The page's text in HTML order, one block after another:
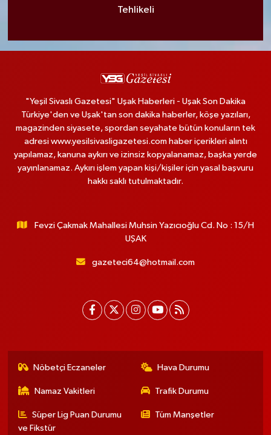
Tehlikeli
"Yeşil Sivaslı Gazetesi" Uşak Haberleri - Uşak Son Dakika
Türkiye'den ve Uşak'tan son dakika haberler, köşe yazıları,
magazinden siyasete, spordan seyahate bütün konuların tek
adresi www.yesilsivasligazetesi.com haber içerikleri alıntı
yapılamaz, kanuna aykırı ve izinsiz kopyalanamaz, başka yerde
yayınlanamaz. Aykırı işlem yapan kişi/kişiler için yasal başvuru
hakkı saklı tutulmaktadır.
Fevzi Çakmak Mahallesi Muhsin Yazıcıoğlu Cd. No : 15/H
UŞAK
gazeteci64@hotmail.com
Nöbetçi Eczaneler Hava Durumu
Namaz Vakitleri Trafik Durumu
Süper Lig Puan Durumu
ve Fikstür
Tüm Manşetler